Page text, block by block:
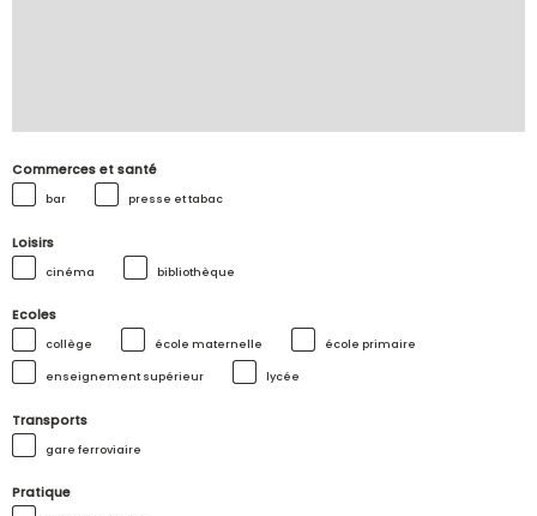
Commerces et santé
bar presse et tabac
Loisirs
cinéma bibliothèque
Ecoles
collège école maternelle école primaire
enseignement supérieur lycée
Transports
gare ferroviaire
Pratique